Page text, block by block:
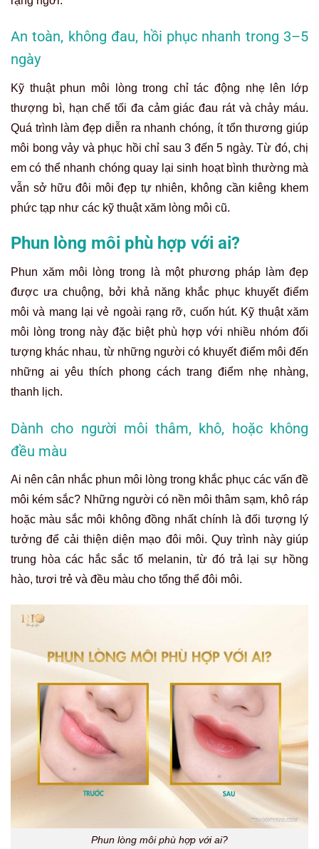
An toàn, không đau, hồi phục nhanh trong 3–5
ngày
Kỹ thuật phun môi lòng trong chỉ tác động nhẹ lên lớp
thượng bì, hạn chế tối đa cảm giác đau rát và chảy máu.
Quá trình làm đẹp diễn ra nhanh chóng, ít tổn thương giúp
môi bong vảy và phục hồi chỉ sau 3 đến 5 ngày. Từ đó, chị
em có thể nhanh chóng quay lại sinh hoạt bình thường mà
vẫn sở hữu đôi môi đẹp tự nhiên, không cần kiêng khem
phức tạp như các kỹ thuật xăm lòng môi cũ.
Phun lòng môi phù hợp với ai?
Phun xăm môi lòng trong là một phương pháp làm đẹp
được ưa chuộng, bởi khả năng khắc phục khuyết điểm
môi và mang lại vẻ ngoài rạng rỡ, cuốn hút. Kỹ thuật xăm
môi lòng trong này đặc biệt phù hợp với nhiều nhóm đối
tượng khác nhau, từ những người có khuyết điểm môi đến
những ai yêu thích phong cách trang điểm nhẹ nhàng,
thanh lịch.
Dành cho người môi thâm, khô, hoặc không
đều màu
Ai nên cân nhắc phun môi lòng trong khắc phục các vấn đề
môi kém sắc? Những người có nền môi thâm sạm, khô ráp
hoặc màu sắc môi không đồng nhất chính là đối tượng lý
tưởng để cải thiện diện mạo đôi môi. Quy trình này giúp
trung hòa các hắc sắc tố melanin, từ đó trả lại sự hồng
hào, tươi trẻ và đều màu cho tổng thể đôi môi.
Phun lòng môi phù hợp với ai?